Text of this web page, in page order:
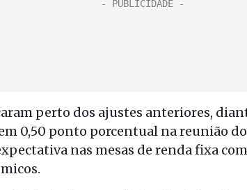
perto dos ajustes anteriores,
0,50 ponto porcentual na reunião
nas mesas de renda fixa